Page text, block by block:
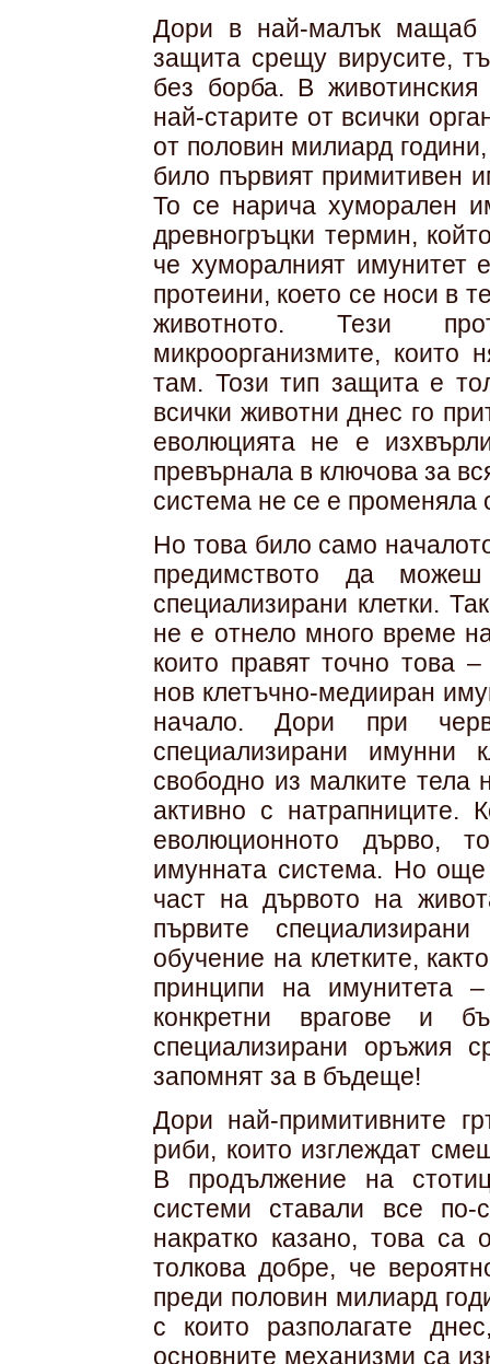
Дори в най-малък мащаб
защита срещу вирусите,
без борба. В животинския
най-старите от всички
от половин милиард
било първият примитивен
То се нарича хуморален
древногръцки термин,
че хуморалният имунитет
протеини, което се носи в
животното. Тези
микроорганизмите, които
там. Този тип защита е
всички животни днес го
еволюцията не е
превърнала в ключова за
система не се е променяла
Но това било само
предимството да
специализирани клетки.
не е отнело много време
които правят точно това
нов клетъчно-медииран
начало. Дори при
специализирани имунни
свободно из малките тела
активно с натрапниците.
еволюционното дърво,
имунната система. Но още
част на дървото на
първите
обучение на клетките,
принципи на имунитета
конкретни врагове и
специализирани оръжия
запомнят за в бъдеще!
Дори най-примитивните
риби, които изглеждат
В продължение на
системи ставали все
накратко казано, това са
толкова добре, че
преди половин милиард
с които разполагате
основните механизми са